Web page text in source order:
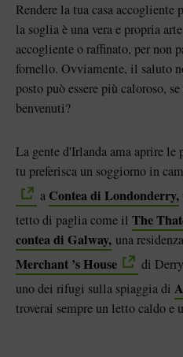
piace"
Rendere la tua casa
la soglia è una vera e propria
accogliente o raffinato, per non
fornello. Ovviamente, il saluto
posto può essere più caloroso,
benvenuti?
La gente d'Irlanda ama aprire
tu preferisca un soggiorno in
a Contea di Londonderry,
tetto di paglia come il The
contea di Galway, una
Merchant ’s House di
uno dei rifugi sulla spiaggia di
troverai sempre un letto caldo e